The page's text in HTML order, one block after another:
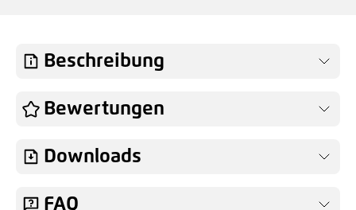
Hinzufügen
Beschreibung
Bewertungen
Downloads
FAQ